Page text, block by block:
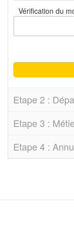
Vérification du
Etape 2 :
Etape 3 :
Etape 4 :